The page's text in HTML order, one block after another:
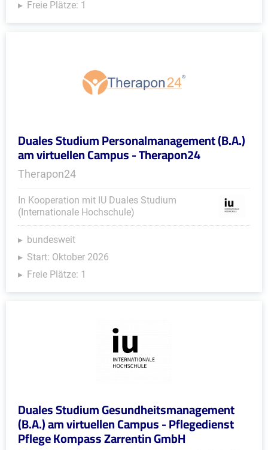
Freie Plätze: 1
Duales Studium Personalmanagement (B.A.)
am virtuellen Campus - Therapon24
Therapon24
In Kooperation mit IU Duales Studium
(Internationale Hochschule)
bundesweit
Start: Oktober 2026
Freie Plätze: 1
Duales Studium Gesundheitsmanagement
(B.A.) am virtuellen Campus - Pflegedienst
Pflege Kompass Zarrentin GmbH